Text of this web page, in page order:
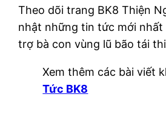
Theo dõi trang BK8 Thiện
nhật những tin tức mới
trợ bà con vùng lũ bão tái
Xem thêm các bài viết
Tức BK8